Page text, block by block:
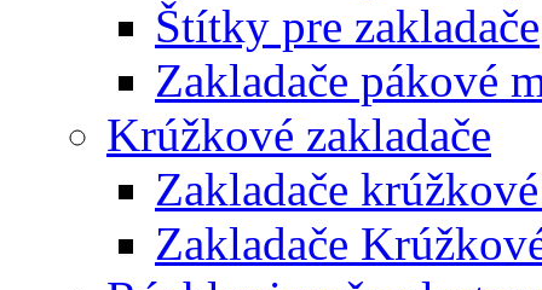
Štítky pre zakladače
Zakladače pákové
Krúžkové zakladače
Zakladače
Zakladače